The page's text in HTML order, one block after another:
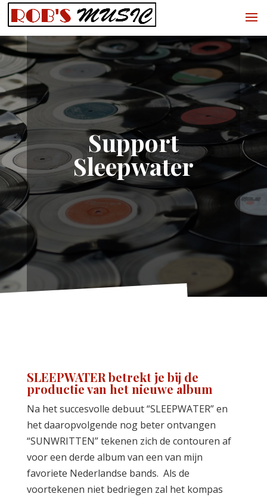
Support
Sleepwater
SLEEPWATER betrekt je bij de
productie van het nieuwe album
Na het succesvolle debuut “SLEEPWATER” en
het daaropvolgende nog beter ontvangen
“SUNWRITTEN” tekenen zich de contouren af
voor een derde album van een van mijn
favoriete Nederlandse bands. Als de
voortekenen niet bedriegen zal het kompas